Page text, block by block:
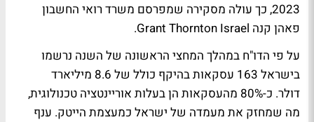
2023, כך עולה מסקירה שמפרסם משרד רואי החשבון
פאהן קנה Grant Thornton Israel.
על פי הדו"ח במהלך המחצי הראשונה של השנה נרשמו
בישראל 163 עסקאות בהיקף כולל של 8.6 מיליארד
דולר. כ-80% מהעסקאות הן בעלות אוריינטציה טכנולוגית,
מה שמחזק את מעמדה של ישראל כמעצמת הייטק. ענף